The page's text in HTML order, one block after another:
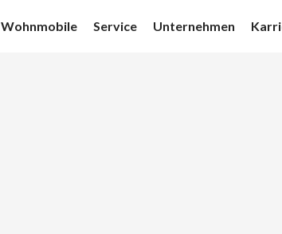
Wohnmobile Service Unternehmen